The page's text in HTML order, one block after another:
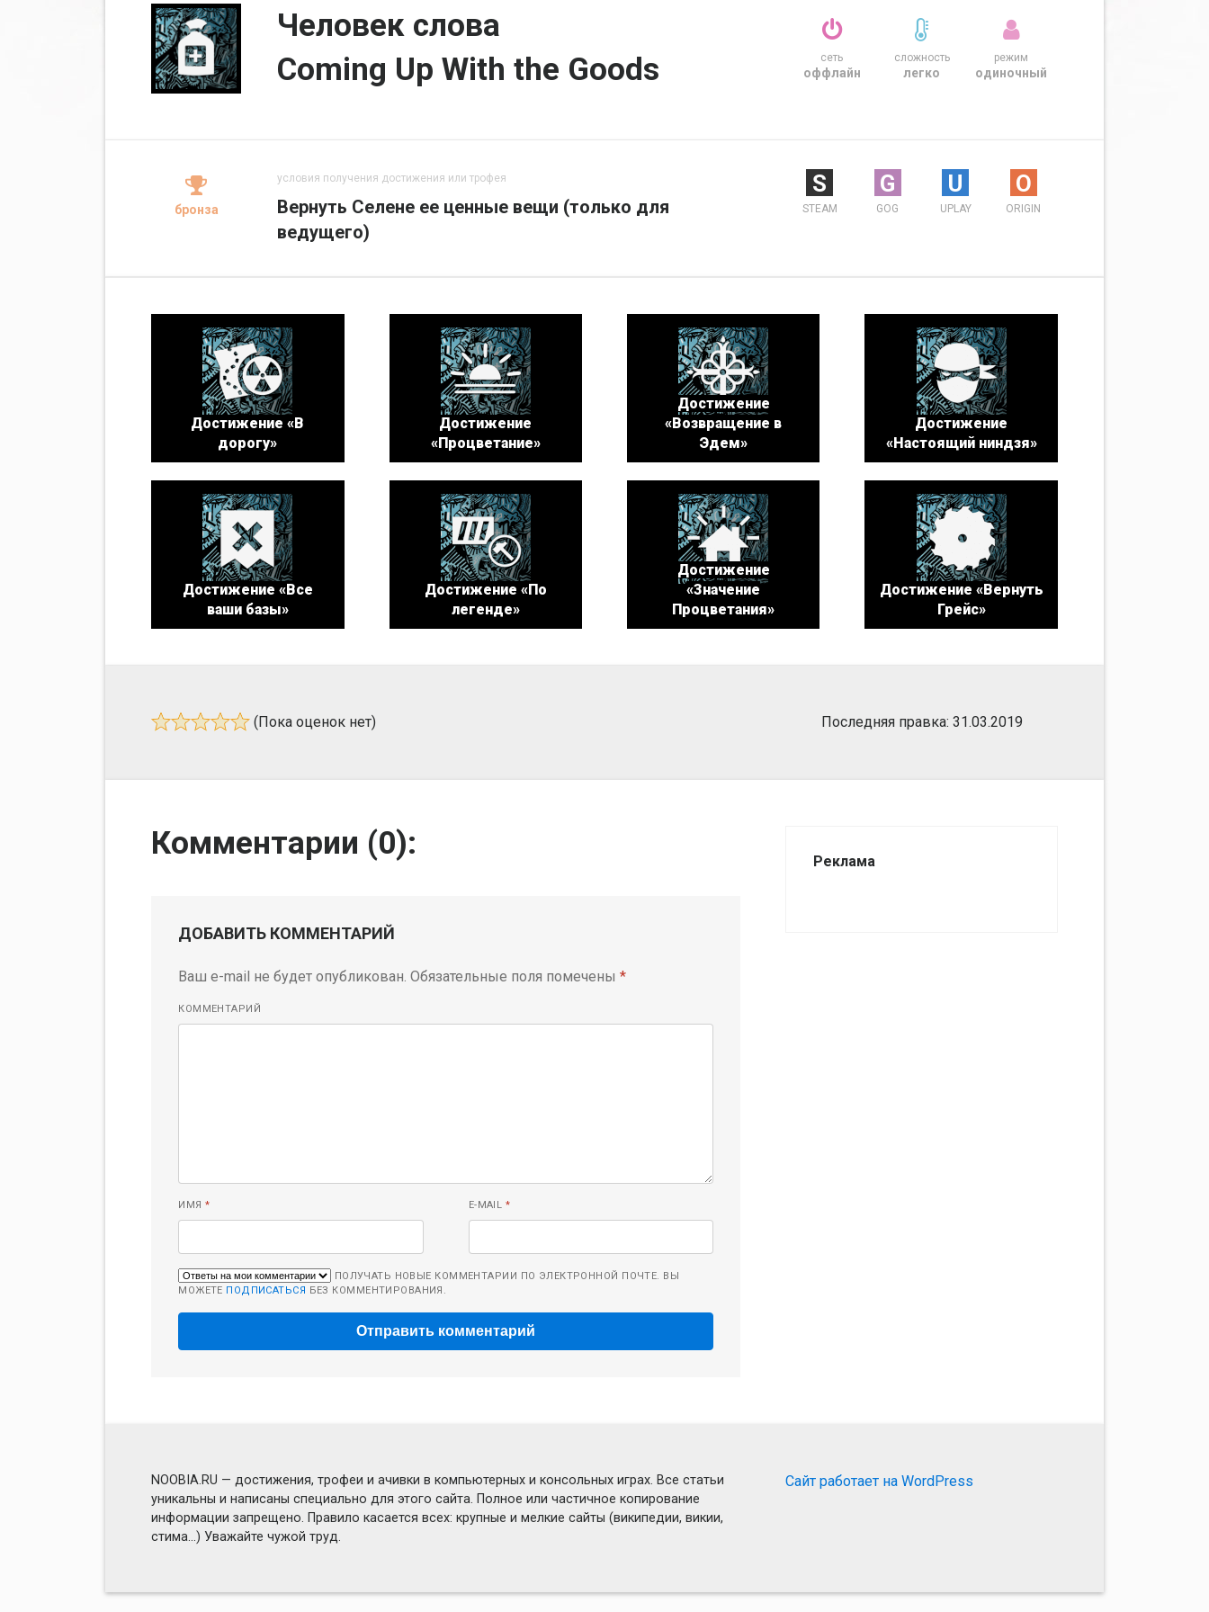
Человек слова
Coming Up With the Goods
сеть
оффлайн
сложность
легко
режим
одиночный
бронза
условия получения достижения или трофея
Вернуть Селене ее ценные вещи (только для
ведущего)
S
STEAM
G
GOG
U
UPLAY
O
ORIGIN
Достижение «В
дорогу»
Достижение
«Процветание»
Достижение
«Возвращение в
Эдем»
Достижение
«Настоящий ниндзя»
Достижение «Все
ваши базы»
Достижение «По
легенде»
Достижение
«Значение
Процветания»
Достижение «Вернуть
Грейс»
(Пока оценок нет) Последняя правка: 31.03.2019
Комментарии (0):
ДОБАВИТЬ КОММЕНТАРИЙ
Ваш e-mail не будет опубликован. Обязательные поля помечены*
КОММЕНТАРИЙ
ИМЯ * E-MAIL *
ПОЛУЧАТЬ НОВЫЕ КОММЕНТАРИИ ПО ЭЛЕКТРОННОЙ ПОЧТЕ. ВЫ
МОЖЕТЕ ПОДПИСАТЬСЯ БЕЗ КОММЕНТИРОВАНИЯ.
Реклама
NOOBIA.RU — достижения, трофеи и ачивки в компьютерных и консольных играх. Все статьи
уникальны и написаны специально для этого сайта. Полное или частичное копирование
информации запрещено. Правило касается всех: крупные и мелкие сайты (википедии, викии,
стима...) Уважайте чужой труд.
Сайт работает на WordPress